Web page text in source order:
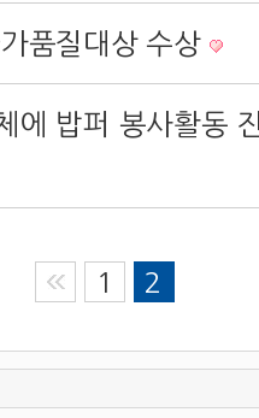
품질대상 수상
에 밥퍼 봉사활동
1 2